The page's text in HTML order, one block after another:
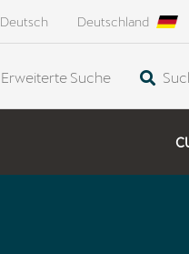
Deutsch Deutschland
Erweiterte Suche